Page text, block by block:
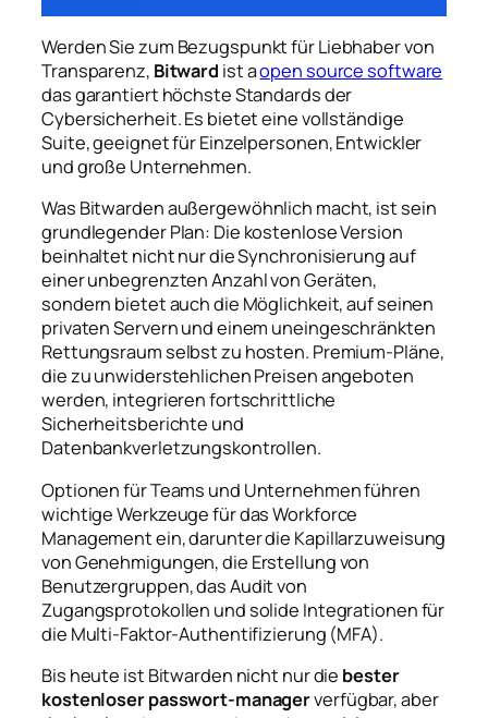
Werden Sie zum Bezugspunkt für Liebhaber von
Transparenz, Bitward ist aopen source software
das garantiert höchste Standards der
Cybersicherheit. Es bietet eine vollständige
Suite, geeignet für Einzelpersonen, Entwickler
und große Unternehmen.
Was Bitwarden außergewöhnlich macht, ist sein
grundlegender Plan: Die kostenlose Version
beinhaltet nicht nur die Synchronisierung auf
einer unbegrenzten Anzahl von Geräten,
sondern bietet auch die Möglichkeit, auf seinen
privaten Servern und einem uneingeschränkten
Rettungsraum selbst zu hosten. Premium-Pläne,
die zu unwiderstehlichen Preisen angeboten
werden, integrieren fortschrittliche
Sicherheitsberichte und
Datenbankverletzungskontrollen.
Optionen für Teams und Unternehmen führen
wichtige Werkzeuge für das Workforce
Management ein, darunter die Kapillarzuweisung
von Genehmigungen, die Erstellung von
Benutzergruppen, das Audit von
Zugangsprotokollen und solide Integrationen für
die Multi-Faktor-Authentifizierung (MFA).
Bis heute ist Bitwarden nicht nur die bester
kostenloser passwort-managerverfügbar, aber